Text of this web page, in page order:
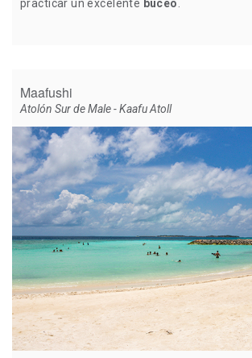
practicar un excelente buceo
Maafushi
Atolón Sur de Male - Kaafu Atoll